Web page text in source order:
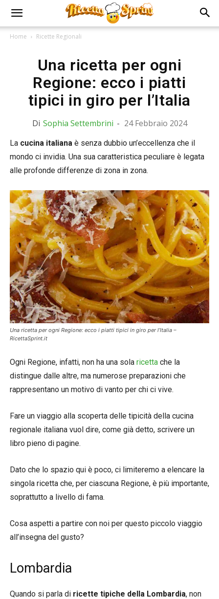
Home Ricette Regionali
Una ricetta per ogni
Regione: ecco i piatti
tipici in giro per l’Italia
Di Sophia Settembrini - 24 Febbraio 2024
La cucina italiana è senza dubbio un’eccellenza che il
mondo ci invidia. Una sua caratteristica peculiare è legata
alle profonde differenze di zona in zona.
Una ricetta per ogni Regione: ecco i piatti tipici in giro per l’Italia –
RicettaSprint.it
Ogni Regione, infatti, non ha una sola ricetta che la
distingue dalle altre, ma numerose preparazioni che
rappresentano un motivo di vanto per chi ci vive.
Fare un viaggio alla scoperta delle tipicità della cucina
regionale italiana vuol dire, come già detto, scrivere un
libro pieno di pagine.
Dato che lo spazio qui è poco, ci limiteremo a elencare la
singola ricetta che, per ciascuna Regione, è più importante,
soprattutto a livello di fama.
Cosa aspetti a partire con noi per questo piccolo viaggio
all’insegna del gusto?
Lombardia
Quando si parla di ricette tipiche della Lombardia, non